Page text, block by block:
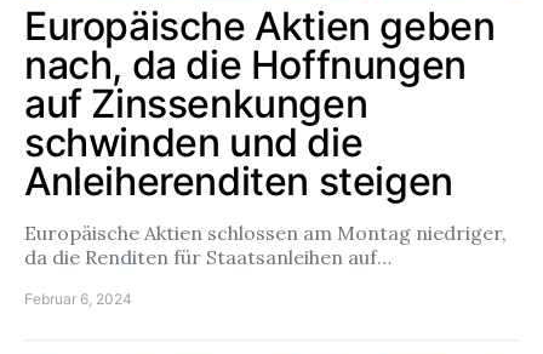
Europäische Aktien geben
nach, da die Hoffnungen
auf Zinssenkungen
schwinden und die
Anleiherenditen steigen
Europäische Aktien schlossen am Montag niedriger,
da die Renditen für Staatsanleihen auf…
Februar 6, 2024